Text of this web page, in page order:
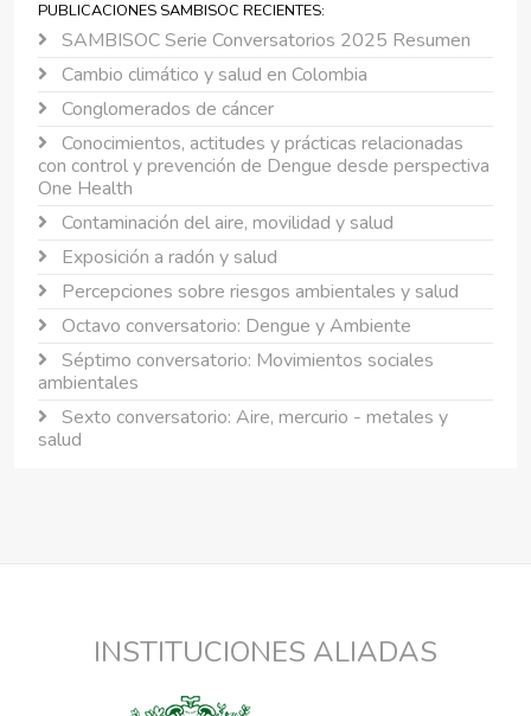
PUBLICACIONES SAMBISOC RECIENTES:
SAMBISOC Serie Conversatorios 2025 Resumen
Cambio climático y salud en Colombia
Conglomerados de cáncer
Conocimientos, actitudes y prácticas relacionadas
con control y prevención de Dengue desde perspectiva
One Health
Contaminación del aire, movilidad y salud
Exposición a radón y salud
Percepciones sobre riesgos ambientales y salud
Octavo conversatorio: Dengue y Ambiente
Séptimo conversatorio: Movimientos sociales
ambientales
Sexto conversatorio: Aire, mercurio - metales y
salud
INSTITUCIONES ALIADAS